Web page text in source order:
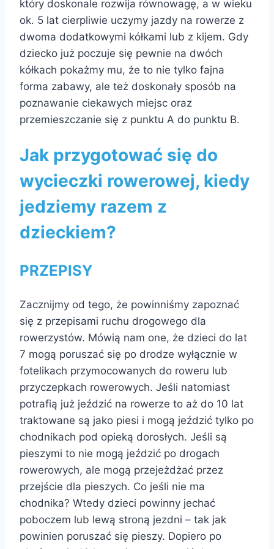
który doskonale rozwija równowagę, a w wieku
ok. 5 lat cierpliwie uczymy jazdy na rowerze z
dwoma dodatkowymi kółkami lub z kijem. Gdy
dziecko już poczuje się pewnie na dwóch
kółkach pokażmy mu, że to nie tylko fajna
forma zabawy, ale też doskonały sposób na
poznawanie ciekawych miejsc oraz
przemieszczanie się z punktu A do punktu B.
Jak przygotować się do
wycieczki rowerowej, kiedy
jedziemy razem z
dzieckiem?
PRZEPISY
Zacznijmy od tego, że powinniśmy zapoznać
się z przepisami ruchu drogowego dla
rowerzystów. Mówią nam one, że dzieci do lat
7 mogą poruszać się po drodze wyłącznie w
fotelikach przymocowanych do roweru lub
przyczepkach rowerowych. Jeśli natomiast
potrafią już jeździć na rowerze to aż do 10 lat
traktowane są jako piesi i mogą jeździć tylko po
chodnikach pod opieką dorosłych. Jeśli są
pieszymi to nie mogą jeździć po drogach
rowerowych, ale mogą przejeżdżać przez
przejście dla pieszych. Co jeśli nie ma
chodnika? Wtedy dzieci powinny jechać
poboczem lub lewą stroną jezdni – tak jak
powinien poruszać się pieszy. Dopiero po